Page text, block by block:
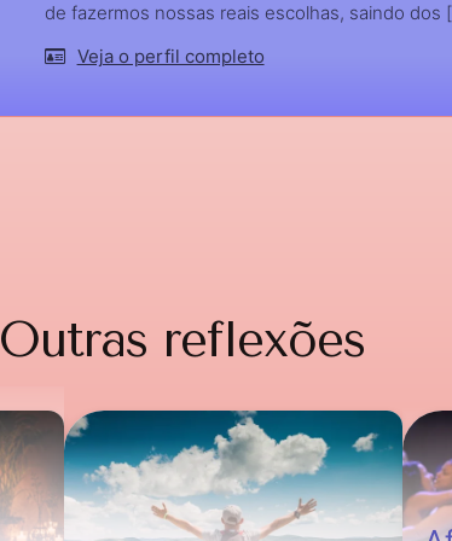
de fazermos nossas reais escolhas, saindo dos
Veja o perfil completo
Outras reflexões